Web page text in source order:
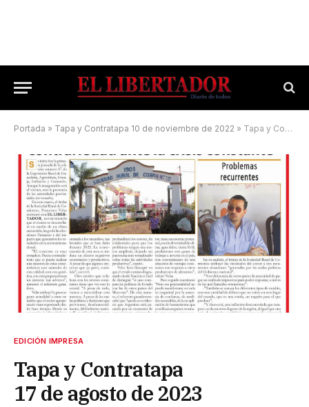
Portada » Tapa y Contratapa 10 de noviembre de 2022 » Tapa y Contratapa 17 de agosto de 2023
EDICIÓN IMPRESA
Tapa y Contratapa
17 de agosto de 2023